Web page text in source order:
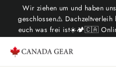
Passer
contenu
Wir ziehen um und haben
geschlossen⚠️
euch was frei ist☀️🏕️🇨🇦